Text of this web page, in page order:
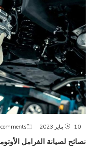
10 يناير 2023 comments
نصائح لصيانة الفرامل